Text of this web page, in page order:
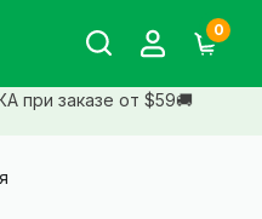
0
при заказе от $59🚚